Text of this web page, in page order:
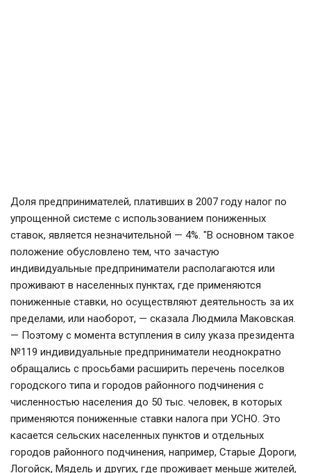
Доля предпринимателей, плативших в 2007 году налог по
упрощенной системе с использованием пониженных
ставок, является незначительной — 4%. "В основном такое
положение обусловлено тем, что зачастую
индивидуальные предприниматели располагаются или
проживают в населенных пунктах, где применяются
пониженные ставки, но осуществляют деятельность за их
пределами, или наоборот, — сказала Людмила Маковская.
— Поэтому с момента вступления в силу указа президента
№119 индивидуальные предприниматели неоднократно
обращались с просьбами расширить перечень поселков
городского типа и городов районного подчинения с
численностью населения до 50 тыс. человек, в которых
применяются пониженные ставки налога при УСНО. Это
касается сельских населенных пунктов и отдельных
городов районного подчинения, например, Старые Дороги,
Логойск, Мядель и других, где проживает меньше жителей,